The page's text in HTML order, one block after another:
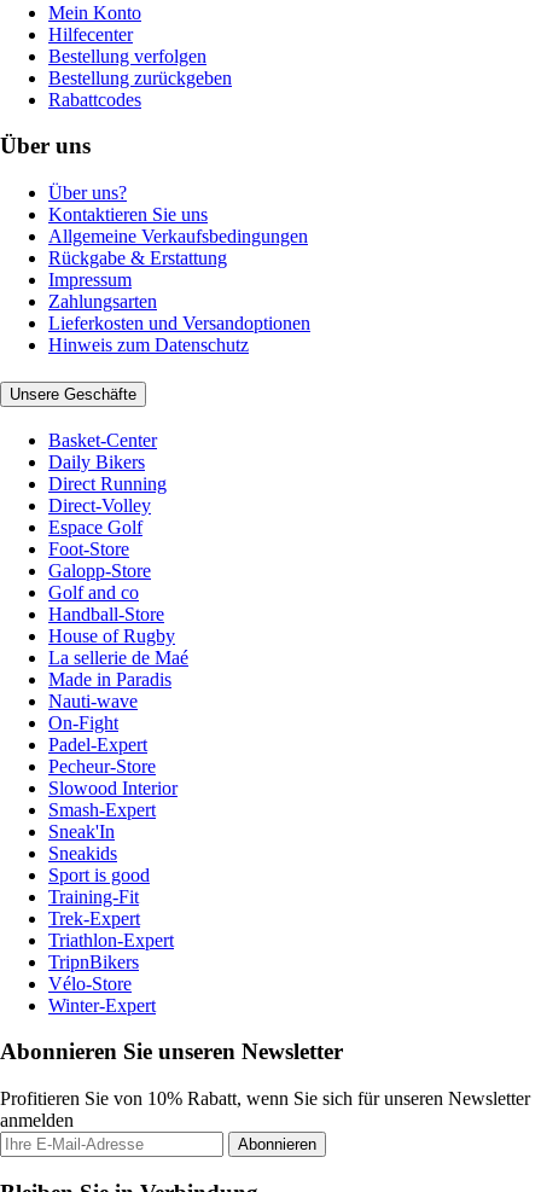
Mein Konto
Hilfecenter
Bestellung verfolgen
Bestellung zurückgeben
Rabattcodes
Über uns
Über uns?
Kontaktieren Sie uns
Allgemeine Verkaufsbedingungen
Rückgabe & Erstattung
Impressum
Zahlungsarten
Lieferkosten und Versandoptionen
Hinweis zum Datenschutz
Unsere Geschäfte
Basket-Center
Daily Bikers
Direct Running
Direct-Volley
Espace Golf
Foot-Store
Galopp-Store
Golf and co
Handball-Store
House of Rugby
La sellerie de Maé
Made in Paradis
Nauti-wave
On-Fight
Padel-Expert
Pecheur-Store
Slowood Interior
Smash-Expert
Sneak'In
Sneakids
Sport is good
Training-Fit
Trek-Expert
Triathlon-Expert
TripnBikers
Vélo-Store
Winter-Expert
Abonnieren Sie unseren Newsletter
Profitieren Sie von 10% Rabatt, wenn Sie sich für unseren Newsletter
anmelden
Abonnieren